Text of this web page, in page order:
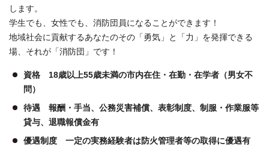
します。
学生でも、女性でも、消防団員になることができます！
地域社会に貢献するあなたのその「勇気」と「力」を発揮できる
場、それが「消防団」です！
資格 18歳以上55歳未満の市内在住・在勤・在学者（男女不
問）
待遇 報酬・手当、公務災害補償、表彰制度、制服・作業服等
貸与、退職報償金有
優遇制度 一定の実務経験者は防火管理者等の取得に優遇有